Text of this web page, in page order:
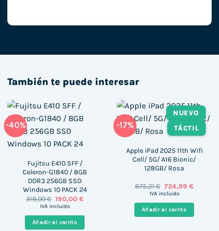
También te puede interesar
-40%
Fujitsu E410 SFF /
Celeron-G1840 / 8GB
DDR3 256GB SSD
Windows 10 PACK 24
319,00€ El
precio
era:
319,00 €.
190,00 €El
es:
IVA incluido
Añadir al carrito
-17%
NUEVO
TÁCTIL
Apple iPad 2025 11th Wifi
Cell/ 5G/ A16 Bionic/
128GB/ Rosa
875,21€ El
precio
era:
875,21 €.
724,99€El
es:
IVA incluido
Añadir al carrito